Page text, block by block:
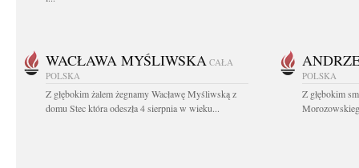
WACŁAWA MYŚLIWSKA CAŁA
POLSKA
Z głębokim żalem żegnamy Wacławę Myśliwską z
domu Stec która odeszła 4 sierpnia w wieku...
POLSKA
Z głębokim